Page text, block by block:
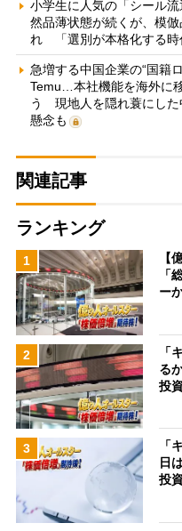
小学生に人気の「シール
然品薄状態が続くが、模
れ 「選別が本格化する時
急増する中国企業の“国籍
Temu…本社機能を海外に
う 現地人を隠れ蓑にした
懸念も
関連記事
ランキング
1
【
「
ー
2
「
る
投
3
「
日
投